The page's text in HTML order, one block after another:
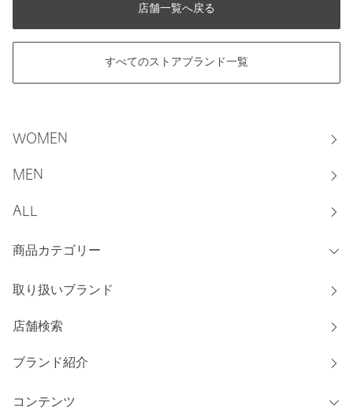
店舗一覧へ戻る
すべてのストアブランド一覧
WOMEN
MEN
ALL
商品カテゴリー
取り扱いブランド
店舗検索
ブランド紹介
コンテンツ